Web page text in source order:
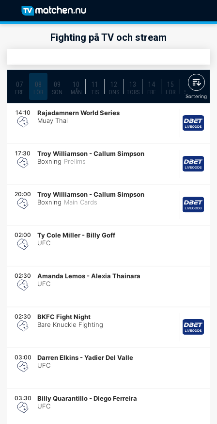
Fighting på TV och stream
07
FRE
08
LÖR
09
SÖN
10
MÅN
11
TIS
12
ONS
13
TORS
14
FRE
15
LÖR
16
SÖN
Sortering
14:10
Rajadamnern World Series
Muay Thai
17:30 Troy Williamson -Callum Simpson
Boxning Prelims
20:00 Troy Williamson -Callum Simpson
Boxning Main Cards
02:00 Ty Cole Miller -Billy Goff
UFC
02:30 Amanda Lemos -Alexia Thainara
UFC
02:30
BKFC Fight Night
Bare Knuckle Fighting
03:00 Darren Elkins -Yadier Del Valle
UFC
03:30 Billy Quarantillo -Diego Ferreira
UFC